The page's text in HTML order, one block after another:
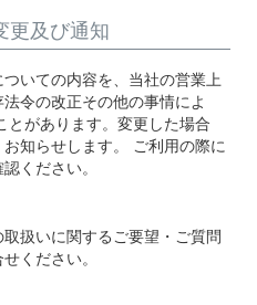
更及び通知
いての内容を、当社の営業上
令の改正その他の事情によ
とがあります。変更した場合
知らせします。 ご利用の際に
ください。
扱いに関するご要望・ご質問
ください。